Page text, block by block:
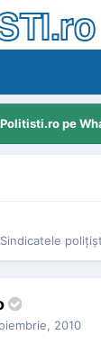
Politisti.ro pe
Sindicatele
2010